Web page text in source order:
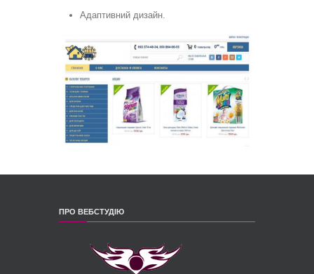
Адаптивний дизайн.
ПРО ВЕБСТУДІЮ